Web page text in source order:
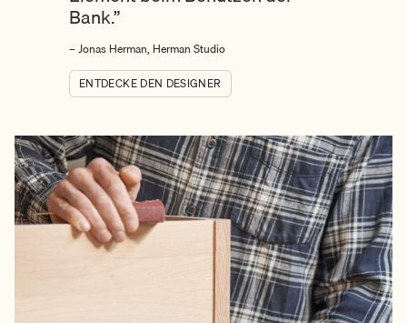
Bank.”
– Jonas Herman, Herman Studio
ENTDECKE DEN DESIGNER